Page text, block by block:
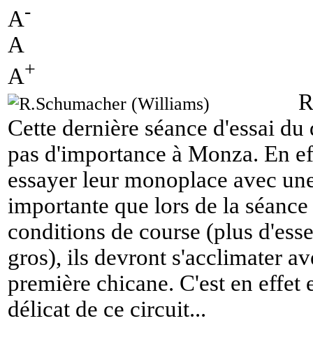
A-
A
A+
Cette dernière séance d'essai
pas d'importance à Monza. En
essayer leur monoplace avec
importante que lors de la
conditions de course (plus
gros), ils devront s'acclimater
première chicane. C'est en
délicat de ce circuit...